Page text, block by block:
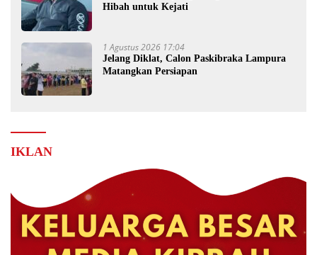
Hibah untuk Kejati
1 Agustus 2026 17:04
Jelang Diklat, Calon Paskibraka Lampura
Matangkan Persiapan
IKLAN